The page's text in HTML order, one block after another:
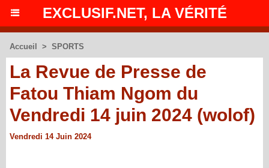
EXCLUSIF.NET, LA VÉRITÉ
Accueil > SPORTS
La Revue de Presse de
Fatou Thiam Ngom du
Vendredi 14 juin 2024 (wolof)
Vendredi 14 Juin 2024